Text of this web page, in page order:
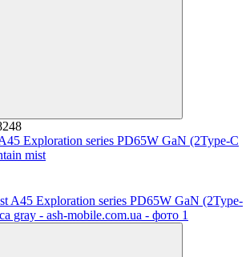
Exploration series PD65W GaN (2Type-C
mist